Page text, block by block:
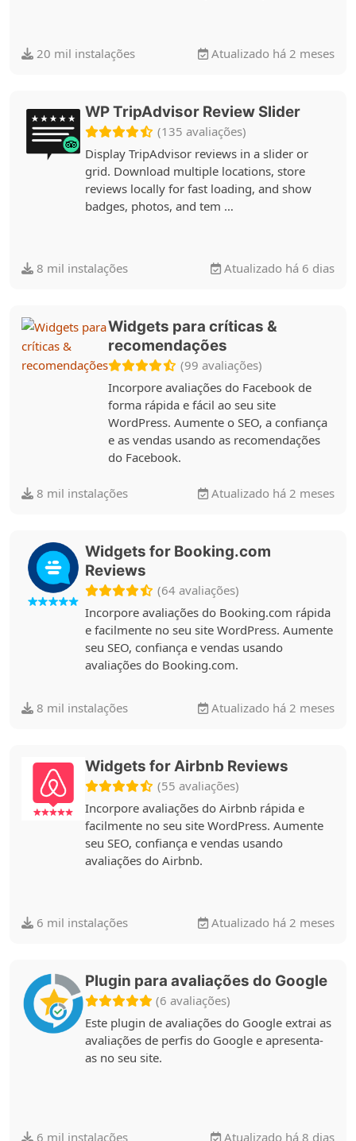
20 mil instalações Atualizado há 2 meses
WP TripAdvisor Review Slider
(135 avaliações)
Display TripAdvisor reviews in a slider or
grid. Download multiple locations, store
reviews locally for fast loading, and show
badges, photos, and tem …
8 mil instalações Atualizado há 6 dias
Widgets para críticas &
recomendações
(99 avaliações)
Incorpore avaliações do Facebook de
forma rápida e fácil ao seu site
WordPress. Aumente o SEO, a confiança
e as vendas usando as recomendações
do Facebook.
8 mil instalações Atualizado há 2 meses
Widgets for Booking.com
Reviews
(64 avaliações)
Incorpore avaliações do Booking.com rápida
e facilmente no seu site WordPress. Aumente
seu SEO, confiança e vendas usando
avaliações do Booking.com.
8 mil instalações Atualizado há 2 meses
Widgets for Airbnb Reviews
(55 avaliações)
Incorpore avaliações do Airbnb rápida e
facilmente no seu site WordPress. Aumente
seu SEO, confiança e vendas usando
avaliações do Airbnb.
6 mil instalações Atualizado há 2 meses
Plugin para avaliações do Google
(6 avaliações)
Este plugin de avaliações do Google extrai as
avaliações de perfis do Google e apresenta-
as no seu site.
6 mil instalações Atualizado há 8 dias